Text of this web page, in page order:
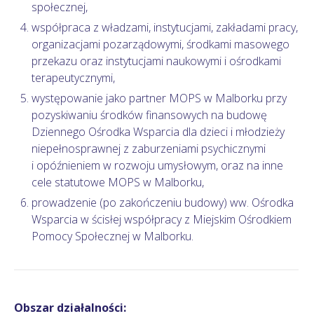
społecznej,
współpraca z władzami, instytucjami, zakładami pracy,
organizacjami pozarządowymi, środkami masowego
przekazu oraz instytucjami naukowymi i ośrodkami
terapeutycznymi,
występowanie jako partner MOPS w Malborku przy
pozyskiwaniu środków finansowych na budowę
Dziennego Ośrodka Wsparcia dla dzieci i młodzieży
niepełnosprawnej z zaburzeniami psychicznymi
i opóźnieniem w rozwoju umysłowym, oraz na inne
cele statutowe MOPS w Malborku,
prowadzenie (po zakończeniu budowy) ww. Ośrodka
Wsparcia w ścisłej współpracy z Miejskim Ośrodkiem
Pomocy Społecznej w Malborku.
Obszar działalności: